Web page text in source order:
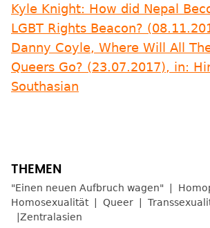
Kyle Knight: How did Nepal
LGBT Rights Beacon?
Danny Coyle, Where Will All
Queers Go? (23.07.2017), in:
Southasian
"Einen neuen Aufbruch wagen"
Homosexualität
Queer
Zentralasien